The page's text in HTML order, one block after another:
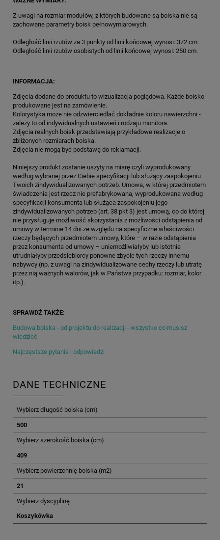
Z uwagi na rozmiar modułów, z których budowane są boiska nie są
zachowane parametry boisk pełnowymiarowych.
Odległość linii rzutów za 3 punkty od linii końcowej wynosi: 372 cm.
Odległość linii rzutów osobistych od linii końcowej wynosi: 250 cm.
INFORMACJA:
Zdjęcia dodane do produktu to wizualizacja poglądowa. Każde boisko
produkowane jest na zamówienie.
Kolorystyka może nie odzwierciedlać dokładnie koloru nawierzchni -
zależy to od indywidualnych ustawień i rodzaju monitora.
Zdjęcia realnych boisk przedstawiają przykładowe realizacje o
zbliżonych rozmiarach boiska.
Zdjęcia nie mogą być podstawą do reklamacji.
Niniejszy produkt zostanie uszyty na miarę czyli wyprodukowany
według wybranej przez Ciebie specyfikacji lub służący zaspokojeniu
Twoich zindywidualizowanych potrzeb. Umowa, w której przedmiotem
świadczenia jest rzecz nie prefabrykowana, wyprodukowana według
specyfikacji konsumenta lub służąca zaspokojeniu jego
zindywidualizowanych potrzeb (art. 38 pkt 3) jest umową, co do której
nie przysługuje możliwość skorzystania z możliwości odstąpienia od
umowy w terminie 14 dni ze względu na specyficzne właściwości
rzeczy będących przedmiotem umowy, które – w razie odstąpienia
przez konsumenta od umowy – uniemożliwiałyby lub istotnie
utrudniałyby przedsiębiorcy ponowne zbycie tych rzeczy innemu
nabywcy (np. z uwagi na zindywidualizowane cechy rzeczy lub utratę
przez nią ważnych walorów, jak w Państwa przypadku: rozmiar, kolor
itp.).
SPRAWDŹ TAKŻE:
Budowa boiska - od projektu do realizacji - wszystko co musisz
wiedzieć
Najczęstsze pytania i odpowiedzi
DANE TECHNICZNE
Wybierz długość boiska (cm)
500
Wybierz szerokość boiska (cm)
409
Wybierz powierzchnię boiska (m2)
21
Wybierz dyscyplinę
Koszykówka